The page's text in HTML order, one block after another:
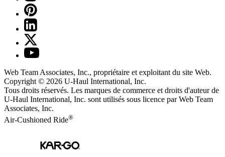
Web Team Associates, Inc., propriétaire et exploitant du site Web.
Copyright © 2026 U-Haul International, Inc.
Tous droits réservés. Les marques de commerce et droits d'auteur de
U-Haul International, Inc. sont utilisés sous licence par Web Team
Associates, Inc.
Air-Cushioned Ride®